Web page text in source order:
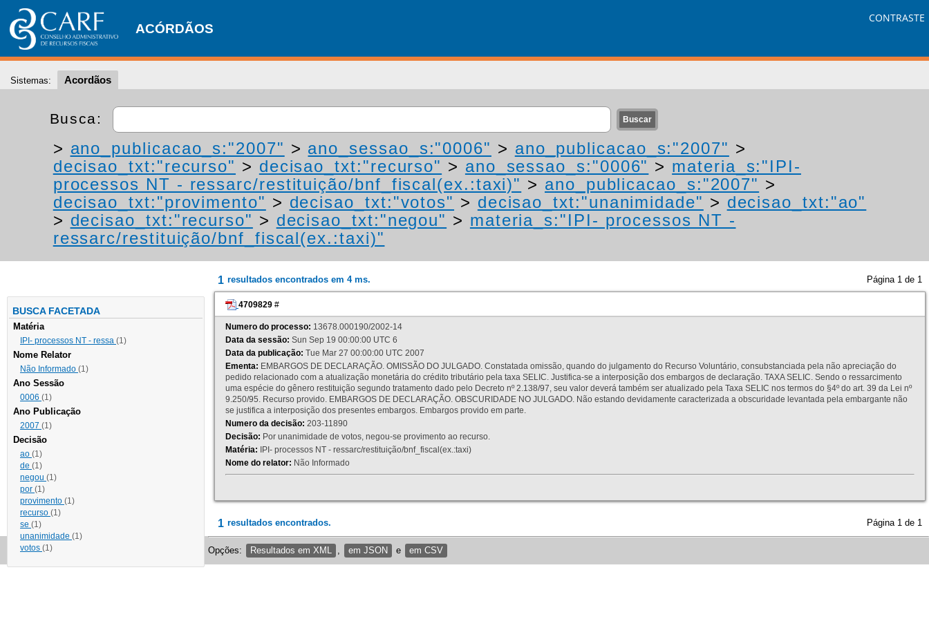
ACÓRDÃOS
CONTRASTE
Sistemas: Acordãos
Busca:
> ano_publicacao_s:"2007" > ano_sessao_s:"0006" > ano_publicacao_s:"2007" >
decisao_txt:"recurso" > decisao_txt:"recurso" > ano_sessao_s:"0006" > materia_s:"IPI-
processos NT - ressarc/restituição/bnf_fiscal(ex.:taxi)" > ano_publicacao_s:"2007" >
decisao_txt:"provimento" > decisao_txt:"votos" > decisao_txt:"unanimidade" > decisao_txt:"ao"
> decisao_txt:"recurso" > decisao_txt:"negou" > materia_s:"IPI- processos NT -
ressarc/restituição/bnf_fiscal(ex.:taxi)"
BUSCA FACETADA
Matéria
IPI- processos NT - ressa (1)
Nome Relator
Não Informado (1)
Ano Sessão
0006 (1)
Ano Publicação
2007 (1)
Decisão
ao (1)
de (1)
negou (1)
por (1)
provimento (1)
recurso (1)
se (1)
unanimidade (1)
votos (1)
1 resultados encontrados em 4 ms. Página 1 de 1
4709829 #
Numero do processo: 13678.000190/2002-14
Data da sessão: Sun Sep 19 00:00:00 UTC 6
Data da publicação: Tue Mar 27 00:00:00 UTC 2007
Ementa: EMBARGOS DE DECLARAÇÃO. OMISSÃO DO JULGADO. Constatada omissão, quando do julgamento do Recurso Voluntário, consubstanciada pela não apreciação do
pedido relacionado com a atualização monetária do crédito tributário pela taxa SELIC. Justifica-se a interposição dos embargos de declaração. TAXA SELIC. Sendo o ressarcimento
uma espécie do gênero restituição segundo tratamento dado pelo Decreto nº 2.138/97, seu valor deverá também ser atualizado pela Taxa SELIC nos termos do §4º do art. 39 da Lei nº
9.250/95. Recurso provido. EMBARGOS DE DECLARAÇÃO. OBSCURIDADE NO JULGADO. Não estando devidamente caracterizada a obscuridade levantada pela embargante não
se justifica a interposição dos presentes embargos. Embargos provido em parte.
Numero da decisão: 203-11890
Decisão: Por unanimidade de votos, negou-se provimento ao recurso.
Matéria: IPI- processos NT - ressarc/restituição/bnf_fiscal(ex.:taxi)
Nome do relator: Não Informado
1 resultados encontrados. Página 1 de 1
Opções: Resultados em XML em JSON e em CSV